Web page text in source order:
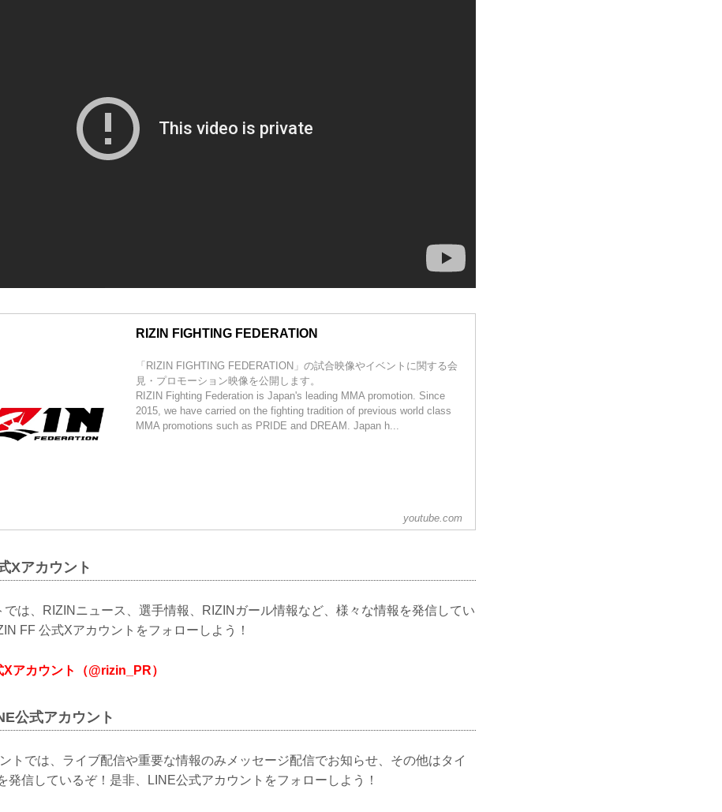
RIZIN FIGHTING FEDERATION
「RIZIN FIGHTING FEDERATION」の試合映像やイベントに関する会
見・プロモーション映像を公開します。
RIZIN Fighting Federation is Japan's leading MMA promotion. Since
2015, we have carried on the fighting tradition of previous world class
MMA promotions such as PRIDE and DREAM. Japan h...
youtube.com
Xアカウント
では、RIZINニュース、選手情報、RIZINガール情報など、様々な情報を発信してい
FF 公式Xアカウントをフォローしよう！
アカウント（@rizin_PR）
公式アカウント
トでは、ライブ配信や重要な情報のみメッセージ配信でお知らせ、その他はタイ
発信しているぞ！是非、LINE公式アカウントをフォローしよう！